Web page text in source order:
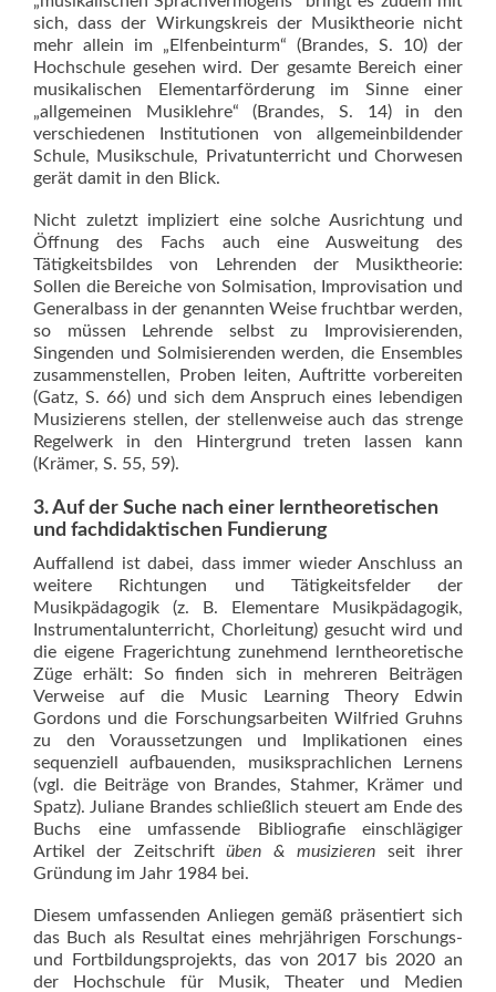
sich, dass der Wirkungskreis der Musiktheorie nicht
mehr allein im „Elfenbeinturm“ (Brandes, S. 10) der
Hochschule gesehen wird. Der gesamte Bereich einer
musikalischen Elementarförderung im Sinne einer
„allgemeinen Musiklehre“ (Brandes, S. 14) in den
verschiedenen Institutionen von allgemeinbildender
Schule, Musikschule, Privatunterricht und Chorwesen
gerät damit in den Blick.
Nicht zuletzt impliziert eine solche Ausrichtung und
Öffnung des Fachs auch eine Ausweitung des
Tätigkeitsbildes von Lehrenden der Musiktheorie:
Sollen die Bereiche von Solmisation, Improvisation und
Generalbass in der genannten Weise fruchtbar werden,
so müssen Lehrende selbst zu Improvisierenden,
Singenden und Solmisierenden werden, die Ensembles
zusammenstellen, Proben leiten, Auftritte vorbereiten
(Gatz, S. 66) und sich dem Anspruch eines lebendigen
Musizierens stellen, der stellenweise auch das strenge
Regelwerk in den Hintergrund treten lassen kann
(Krämer, S. 55, 59).
3. Auf der Suche nach einer lerntheoretischen
und fachdidaktischen Fundierung
Auffallend ist dabei, dass immer wieder Anschluss an
weitere Richtungen und Tätigkeitsfelder der
Musikpädagogik (z. B. Elementare Musikpädagogik,
Instrumentalunterricht, Chorleitung) gesucht wird und
die eigene Fragerichtung zunehmend lerntheoretische
Züge erhält: So finden sich in mehreren Beiträgen
Verweise auf die Music Learning Theory Edwin
Gordons und die Forschungsarbeiten Wilfried Gruhns
zu den Voraussetzungen und Implikationen eines
sequenziell aufbauenden, musiksprachlichen Lernens
(vgl. die Beiträge von Brandes, Stahmer, Krämer und
Spatz). Juliane Brandes schließlich steuert am Ende des
Buchs eine umfassende Bibliografie einschlägiger
Artikel der Zeitschriftüben & musizieren seit ihrer
Gründung im Jahr 1984 bei.
Diesem umfassenden Anliegen gemäß präsentiert sich
das Buch als Resultat eines mehrjährigen Forschungs-
und Fortbildungsprojekts, das von 2017 bis 2020 an
der Hochschule für Musik, Theater und Medien